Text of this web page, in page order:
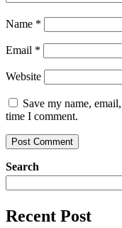
Name *
Email *
Website
Save my name,
time I comment.
Search
Recent Post